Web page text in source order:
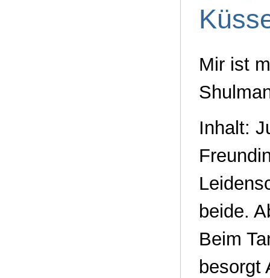
Mir ist
Inhalt:
beide.
Beim